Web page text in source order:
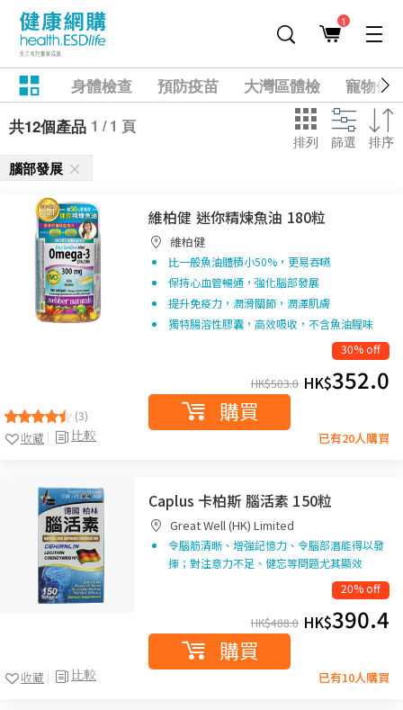
1
身體檢查 預防疫苗 大灣區體檢
寵物健
共12個產品 1 / 1 頁
排列 篩選 排序
腦部發展
(3)
比較
收藏
維柏健 迷你精煉魚油 180粒
維柏健
比一般魚油體積小50%，更易吞嚥
保持心血管暢通，強化腦部發展
提升免疫力，潤滑關節，潤澤肌膚
獨特腸溶性膠囊，高效吸收，不含魚油腥味
30% off
HK$503.0 HK$352.0
購買
已有20人購買
比較
收藏
Caplus 卡柏斯 腦活素 150粒
Great Well (HK) Limited
令腦筋清晰、增強記憶力、令腦部潛能得以發
揮；對注意力不足、健忘等問題尤其顯效
20% off
HK$488.0 HK$390.4
購買
已有10人購買